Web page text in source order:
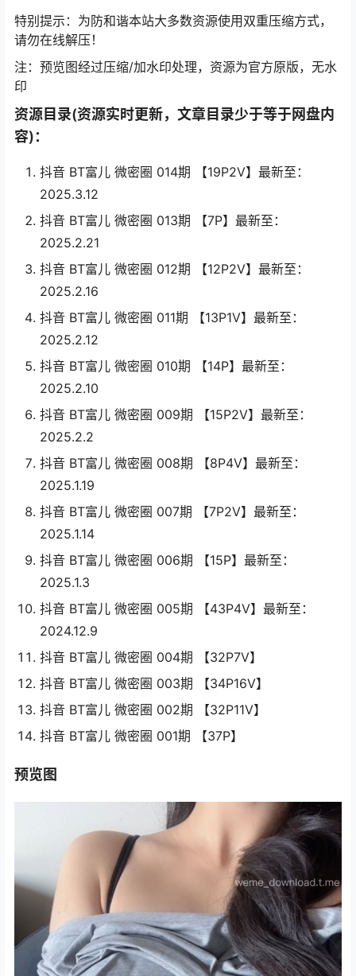
特别提示：为防和谐本站大多数资源使用双重压缩方式，
请勿在线解压！
注：预览图经过压缩/加水印处理，资源为官方原版，无水
印
资源目录(资源实时更新，文章目录少于等于网盘内
容)：
抖音 BT富儿 微密圈 014期 【19P2V】最新至：
2025.3.12
抖音 BT富儿 微密圈 013期 【7P】最新至：
2025.2.21
抖音 BT富儿 微密圈 012期 【12P2V】最新至：
2025.2.16
抖音 BT富儿 微密圈 011期 【13P1V】最新至：
2025.2.12
抖音 BT富儿 微密圈 010期 【14P】最新至：
2025.2.10
抖音 BT富儿 微密圈 009期 【15P2V】最新至：
2025.2.2
抖音 BT富儿 微密圈 008期 【8P4V】最新至：
2025.1.19
抖音 BT富儿 微密圈 007期 【7P2V】最新至：
2025.1.14
抖音 BT富儿 微密圈 006期 【15P】最新至：
2025.1.3
抖音 BT富儿 微密圈 005期 【43P4V】最新至：
2024.12.9
抖音 BT富儿 微密圈 004期 【32P7V】
抖音 BT富儿 微密圈 003期 【34P16V】
抖音 BT富儿 微密圈 002期 【32P11V】
抖音 BT富儿 微密圈 001期 【37P】
预览图